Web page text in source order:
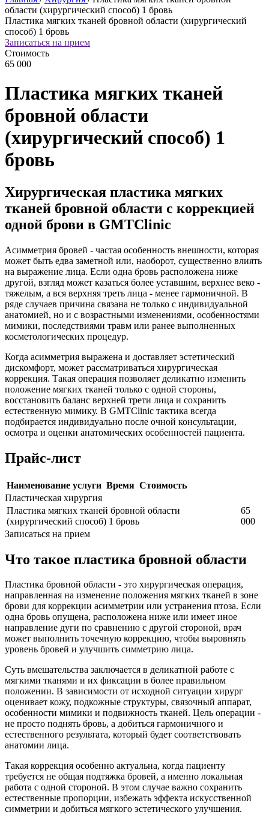
области (хирургический способ) 1 бровь
Пластика мягких тканей бровной области (хирургический
способ) 1 бровь
Записаться на прием
Стоимость
65 000
Пластика мягких тканей
бровной области
(хирургический способ) 1
бровь
Хирургическая пластика мягких
тканей бровной области с коррекцией
одной брови в GMTClinic
Асимметрия бровей - частая особенность внешности, которая
может быть едва заметной или, наоборот, существенно влиять
на выражение лица. Если одна бровь расположена ниже
другой, взгляд может казаться более уставшим, верхнее веко -
тяжелым, а вся верхняя треть лица - менее гармоничной. В
ряде случаев причина связана не только с индивидуальной
анатомией, но и с возрастными изменениями, особенностями
мимики, последствиями травм или ранее выполненных
косметологических процедур.
Когда асимметрия выражена и доставляет эстетический
дискомфорт, может рассматриваться хирургическая
коррекция. Такая операция позволяет деликатно изменить
положение мягких тканей только с одной стороны,
восстановить баланс верхней трети лица и сохранить
естественную мимику. В GMTClinic тактика всегда
подбирается индивидуально после очной консультации,
осмотра и оценки анатомических особенностей пациента.
Прайс-лист
Наименование услуги Время Стоимость
Пластическая хирургия
Пластика мягких тканей бровной области
(хирургический способ) 1 бровь
65
000
Записаться на прием
Что такое пластика бровной области
Пластика бровной области - это хирургическая операция,
направленная на изменение положения мягких тканей в зоне
брови для коррекции асимметрии или устранения птоза. Если
одна бровь опущена, расположена ниже или имеет иное
направление дуги по сравнению с другой стороной, врач
может выполнить точечную коррекцию, чтобы выровнять
уровень бровей и улучшить симметрию лица.
Суть вмешательства заключается в деликатной работе с
мягкими тканями и их фиксации в более правильном
положении. В зависимости от исходной ситуации хирург
оценивает кожу, подкожные структуры, связочный аппарат,
особенности мимики и подвижность тканей. Цель операции -
не просто поднять бровь, а добиться гармоничного и
естественного результата, который будет соответствовать
анатомии лица.
Такая коррекция особенно актуальна, когда пациенту
требуется не общая подтяжка бровей, а именно локальная
работа с одной стороной. В этом случае важно сохранить
естественные пропорции, избежать эффекта искусственной
симметрии и добиться мягкого эстетического улучшения.